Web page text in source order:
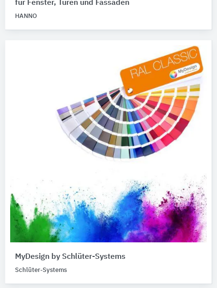
für Fenster, Türen und Fassaden
HANNO
MyDesign by Schlüter-Systems
Schlüter-Systems